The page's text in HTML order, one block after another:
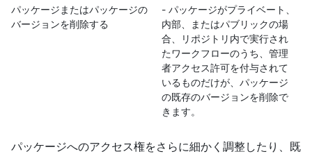
パッケージまたはパッケージの
バージョンを削除する
- パッケージがプライベート、
内部、またはパブリックの場
合、リポジトリ内で実行され
たワークフローのうち、管理
者アクセス許可を付与されて
いるものだけが、パッケージ
の既存のバージョンを削除で
きます。
パッケージへのアクセス権をさらに細かく調整したり、既